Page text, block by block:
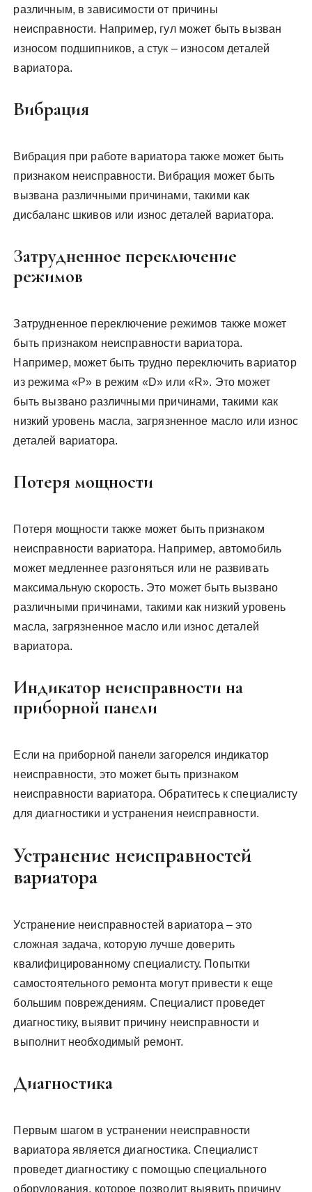
различным, в зависимости от причины
неисправности. Например, гул может быть вызван
износом подшипников, а стук – износом деталей
вариатора.
Вибрация
Вибрация при работе вариатора также может быть
признаком неисправности. Вибрация может быть
вызвана различными причинами, такими как
дисбаланс шкивов или износ деталей вариатора.
Затрудненное переключение
режимов
Затрудненное переключение режимов также может
быть признаком неисправности вариатора.
Например, может быть трудно переключить вариатор
из режима «P» в режим «D» или «R». Это может
быть вызвано различными причинами, такими как
низкий уровень масла, загрязненное масло или износ
деталей вариатора.
Потеря мощности
Потеря мощности также может быть признаком
неисправности вариатора. Например, автомобиль
может медленнее разгоняться или не развивать
максимальную скорость. Это может быть вызвано
различными причинами, такими как низкий уровень
масла, загрязненное масло или износ деталей
вариатора.
Индикатор неисправности на
приборной панели
Если на приборной панели загорелся индикатор
неисправности, это может быть признаком
неисправности вариатора. Обратитесь к специалисту
для диагностики и устранения неисправности.
Устранение неисправностей
вариатора
Устранение неисправностей вариатора – это
сложная задача, которую лучше доверить
квалифицированному специалисту. Попытки
самостоятельного ремонта могут привести к еще
большим повреждениям. Специалист проведет
диагностику, выявит причину неисправности и
выполнит необходимый ремонт.
Диагностика
Первым шагом в устранении неисправности
вариатора является диагностика. Специалист
проведет диагностику с помощью специального
оборудования, которое позволит выявить причину